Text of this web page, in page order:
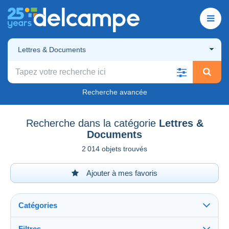
Lettres & Documents
Recherche avancée
Recherche dans la catégorie Lettres &
Documents
2 014 objets trouvés
Ajouter à mes favoris
Catégories